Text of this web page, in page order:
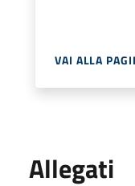
VAI ALLA
Allegati